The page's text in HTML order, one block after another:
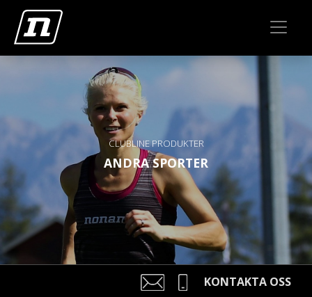
CLUBLINE PRODUKTER
ANDRA SPORTER
KONTAKTA OSS